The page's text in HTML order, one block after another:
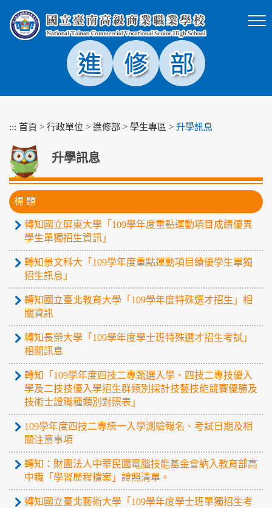
塊
::: 首頁 > 行政單位 > 進修部 > 學生專區 > 升學訊息
升學訊息
標 題
轉知國立屏東大學「109學年度重點運動項目成績優異
學生單獨招生資訊」
轉知景文科大「109學年度重點運動項目績優學生單獨
招生訊息」
轉知國立臺北教育大學「109學年度特殊選才招生」相
關資訊
轉知長榮大學「109學年度學士班特殊選才招生考試」
相關訊息
轉知「109學年度四技二專甄選入學、四技二專技優入
學及二技技優入學招生群類別採計技藝技能競賽優勝及
技術士證職種類別對照表」
109學年度四技二專統一入學測驗報名、考試日期及相
關注意事項
轉知：財團法人中華民國電腦技能基金會納入教育部高
中職「學習歷程檔案」證照清單。
轉知國立臺北藝術大學「109學年度學士班單獨招生考